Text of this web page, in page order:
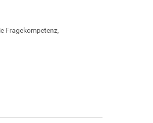
Fragekompetenz,